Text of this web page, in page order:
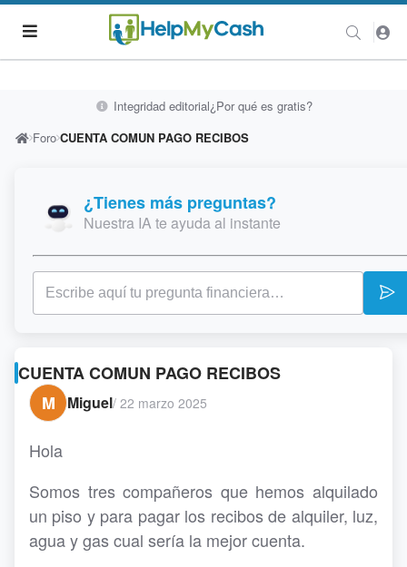
Integridad editorial¿Por qué es gratis?
Foro CUENTA COMUN PAGO RECIBOS
¿Tienes más preguntas?
Nuestra IA te ayuda al instante
CUENTA COMUN PAGO RECIBOS
M
Miguel/ 22 marzo 2025
Hola
Somos tres compañeros que hemos alquilado
un piso y para pagar los recibos de alquiler, luz,
agua y gas cual sería la mejor cuenta.